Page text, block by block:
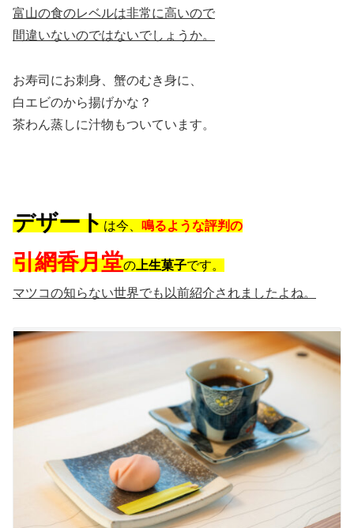
富山の食のレベルは非常に高いので
間違いないのではないでしょうか。
お寿司にお刺身、蟹のむき身に、
白エビのから揚げかな？
茶わん蒸しに汁物もついています。
デザートは今、 鳴るような評判の
引網香月堂の上生菓子です。
マツコの知らない世界でも以前紹介されましたよね。